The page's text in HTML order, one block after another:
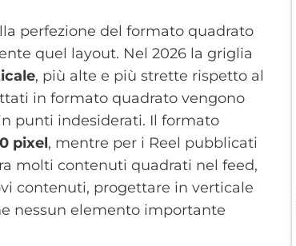
perfezione del formato quadrato
quel layout. Nel 2026 la griglia
, più alte e più strette rispetto al
in formato quadrato vengono
punti indesiderati. Il formato
pixel, mentre per i Reel pubblicati
molti contenuti quadrati nel feed,
contenuti, progettare in verticale
nessun elemento importante